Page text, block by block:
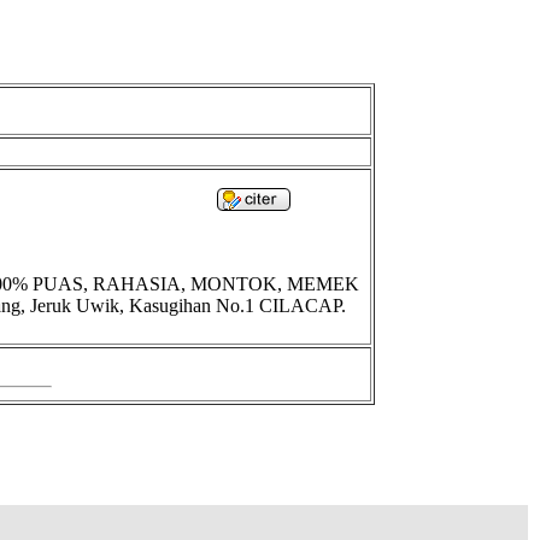
PUAS, RAHASIA, MONTOK, MEMEK
Jeruk Uwik, Kasugihan No.1 CILACAP.